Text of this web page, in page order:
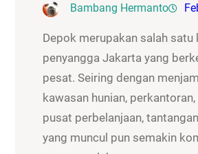
Bambang Hermanto
Depok merupakan salah satu
penyangga Jakarta yang
pesat. Seiring dengan
kawasan hunian,
pusat perbelanjaan,
yang muncul pun semakin